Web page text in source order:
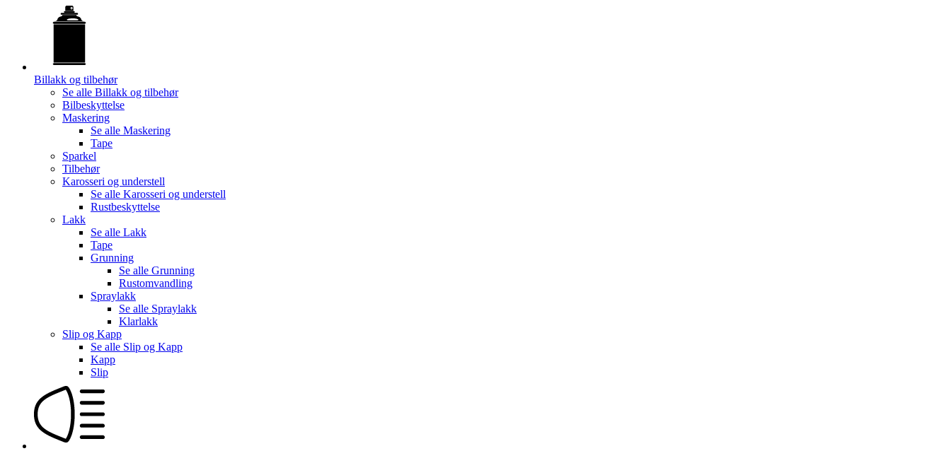
Billakk og tilbehør
Se alle Billakk og tilbehør
Bilbeskyttelse
Maskering
Se alle Maskering
Tape
Sparkel
Tilbehør
Karosseri og understell
Se alle Karosseri og understell
Rustbeskyttelse
Lakk
Se alle Lakk
Tape
Grunning
Se alle Grunning
Rustomvandling
Spraylakk
Se alle Spraylakk
Klarlakk
Slip og Kapp
Se alle Slip og Kapp
Kapp
Slip